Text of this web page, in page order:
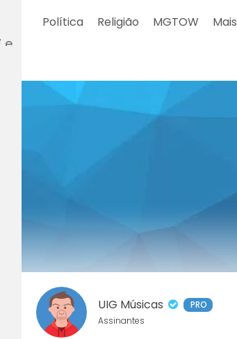
Política Religião MGTOW Mais
UIG Músicas
PRO
Assinantes